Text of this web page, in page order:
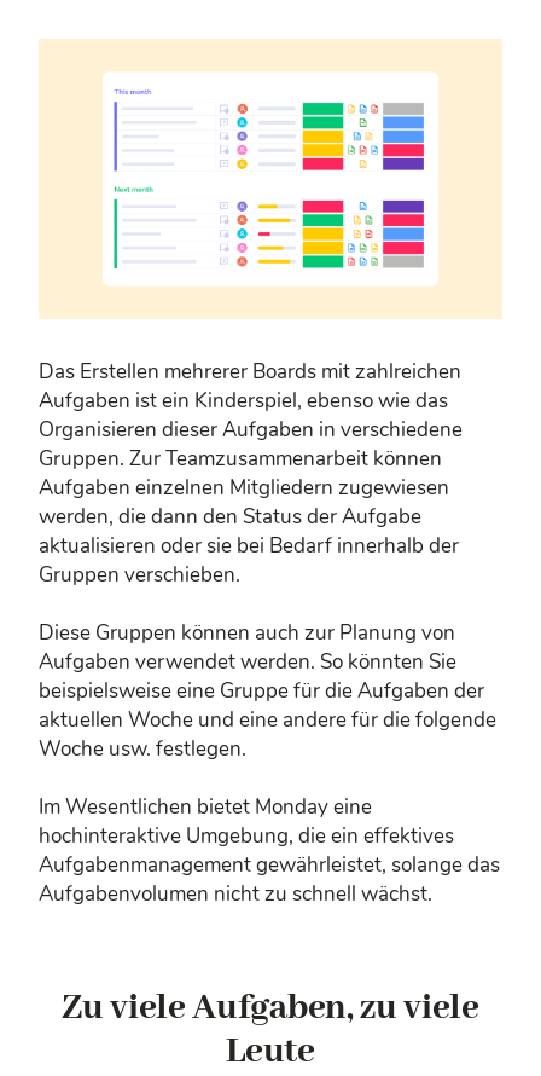
Das Erstellen mehrerer Boards mit zahlreichen
Aufgaben ist ein Kinderspiel, ebenso wie das
Organisieren dieser Aufgaben in verschiedene
Gruppen. Zur Teamzusammenarbeit können
Aufgaben einzelnen Mitgliedern zugewiesen
werden, die dann den Status der Aufgabe
aktualisieren oder sie bei Bedarf innerhalb der
Gruppen verschieben.
Diese Gruppen können auch zur Planung von
Aufgaben verwendet werden. So könnten Sie
beispielsweise eine Gruppe für die Aufgaben der
aktuellen Woche und eine andere für die folgende
Woche usw. festlegen.
Im Wesentlichen bietet Monday eine
hochinteraktive Umgebung, die ein effektives
Aufgabenmanagement gewährleistet, solange das
Aufgabenvolumen nicht zu schnell wächst.
Zu viele Aufgaben, zu viele
Leute